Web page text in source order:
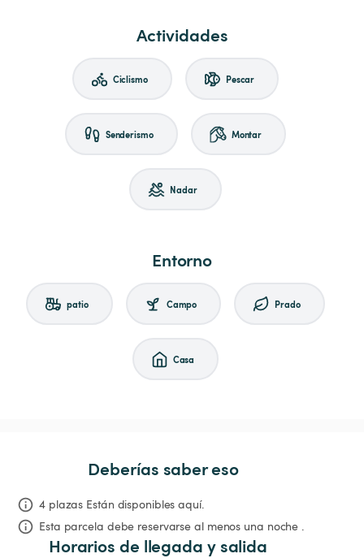
Actividades
Ciclismo Pescar
Senderismo Montar
Nadar
Entorno
patio Campo Prado
Casa
Deberías saber eso
4 plazas Están disponibles aquí.
Esta parcela debe reservarse al menos una noche .
Horarios de llegada y salida